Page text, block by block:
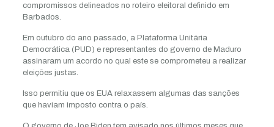
compromissos delineados no roteiro eleitoral definido em
Barbados.
Em outubro do ano passado, a Plataforma Unitária
Democrática (PUD) e representantes do governo de Maduro
assinaram um acordo no qual este se comprometeu a realizar
eleições justas.
Isso permitiu que os EUA relaxassem algumas das sanções
que haviam imposto contra o país.